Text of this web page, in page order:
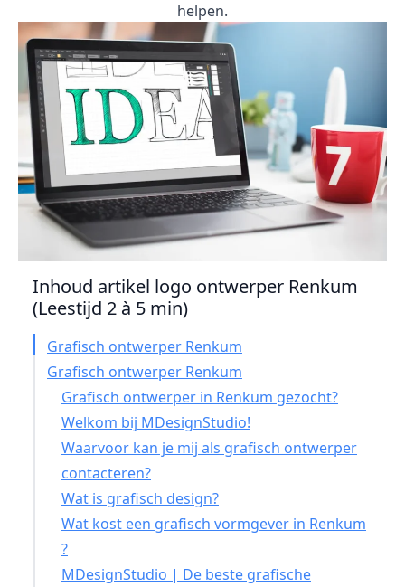
helpen.
Inhoud artikel logo ontwerper Renkum
(Leestijd 2 à 5 min)
Grafisch ontwerper Renkum
Grafisch ontwerper Renkum
Grafisch ontwerper in Renkum gezocht?
Welkom bij MDesignStudio!
Waarvoor kan je mij als grafisch ontwerper
contacteren?
Wat is grafisch design?
Wat kost een grafisch vormgever in Renkum
?
MDesignStudio | De beste grafische